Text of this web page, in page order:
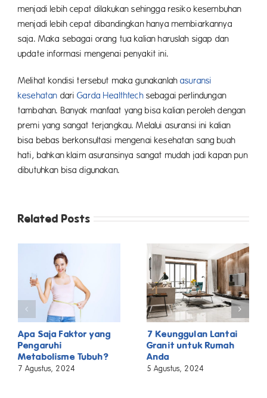
menjadi lebih cepat dilakukan sehingga resiko kesembuhan
menjadi lebih cepat dibandingkan hanya membiarkannya
saja. Maka sebagai orang tua kalian haruslah sigap dan
update informasi mengenai penyakit ini.
Melihat kondisi tersebut maka gunakanlahasuransi
kesehatan dariGarda Healthtechsebagai perlindungan
tambahan. Banyak manfaat yang bisa kalian peroleh dengan
premi yang sangat terjangkau. Melalui asuransi ini kalian
bisa bebas berkonsultasi mengenai kesehatan sang buah
hati, bahkan klaim asuransinya sangat mudah jadi kapan pun
dibutuhkan bisa digunakan.
Related Posts
Apa Saja Faktor yang
Pengaruhi
Metabolisme Tubuh?
7 Agustus, 2024
7 Keunggulan Lantai
Granit untuk Rumah
Anda
5 Agustus, 2024